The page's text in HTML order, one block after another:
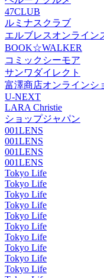
47CLUB
ルミナスクラブ
エルブレスオンライン
BOOK☆WALKER
コミックシーモア
サンワダイレクト
富澤商店オンラインシ
U-NEXT
LARA Christie
ショップジャパン
001LENS
001LENS
001LENS
001LENS
Tokyo Life
Tokyo Life
Tokyo Life
Tokyo Life
Tokyo Life
Tokyo Life
Tokyo Life
Tokyo Life
Tokyo Life
Tokyo Life